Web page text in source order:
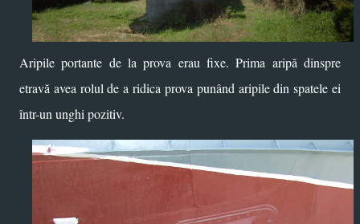
Aripile portante de la prova erau fixe. Prima aripă dinspre
etravă avea rolul de a ridica prova punând aripile din spatele ei
într-un unghi pozitiv.